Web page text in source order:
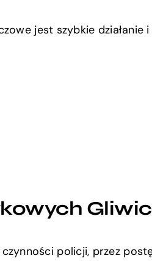
jest szybkie
policji, przez